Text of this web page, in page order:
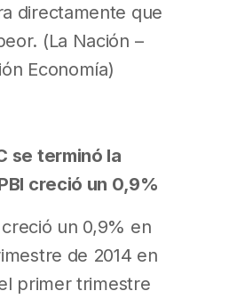
directamente que
(La Nación –
Economía)
se terminó la
creció un 0,9%
un 0,9% en
de 2014 en
primer trimestre